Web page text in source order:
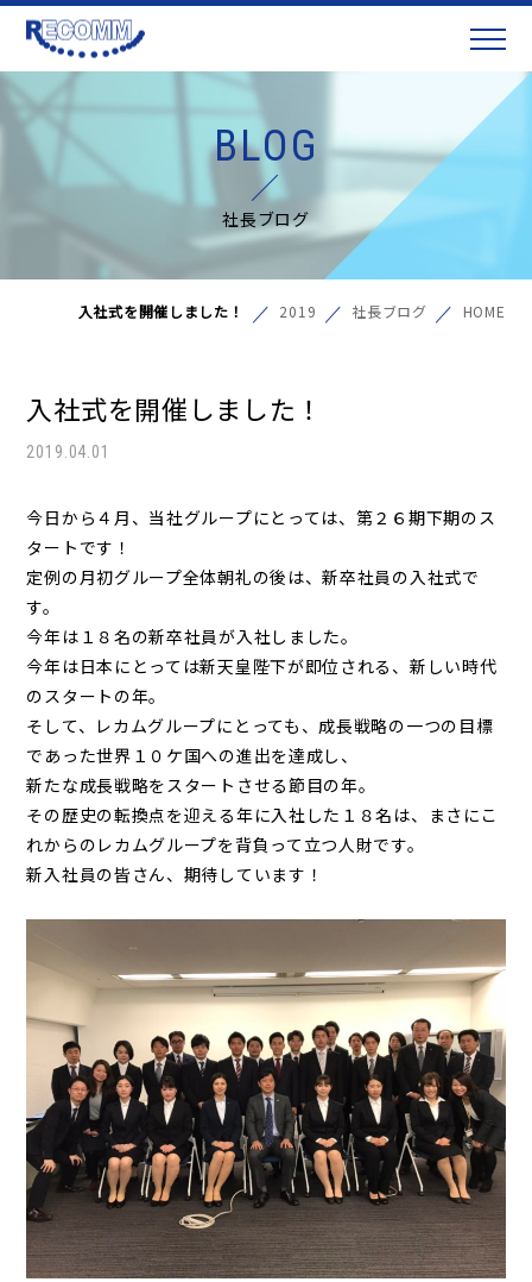
BLOG
社長ブログ
HOME
社長ブログ
2019
入社式を開催しました！
入社式を開催しました！
2019.04.01
今日から４月、当社グループにとっては、第２６期下期のス
タートです！
定例の月初グループ全体朝礼の後は、新卒社員の入社式で
す。
今年は１８名の新卒社員が入社しました。
今年は日本にとっては新天皇陛下が即位される、新しい時代
のスタートの年。
そして、レカムグループにとっても、成長戦略の一つの目標
であった世界１０ケ国への進出を達成し、
新たな成長戦略をスタートさせる節目の年。
その歴史の転換点を迎える年に入社した１８名は、まさにこ
れからのレカムグループを背負って立つ人財です。
新入社員の皆さん、期待しています！